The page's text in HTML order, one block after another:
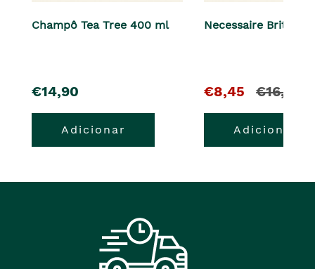
Champô Tea Tree 400 ml
pre�o
€14,90
Adicionar
Necessaire British
O
pre�o
atual
€8,45
e
o
pre�o
era
€16,90
Adicionar